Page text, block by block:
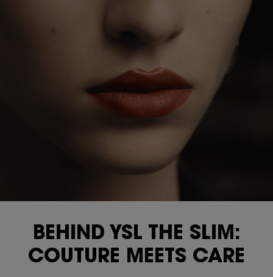
BEHIND YSL THE SLIM:
COUTURE MEETS CARE